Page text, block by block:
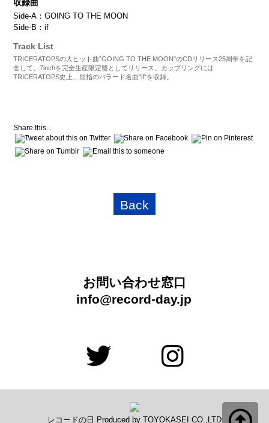
収録曲
Side-A：GOING TO THE MOON
Side-B：if
Track List
TRICERATOPSの大ヒット曲”GOING TO THE MOON"のCDリリース25周年を記
念して、7inchを完全生産限定盤としてリリース。カップリングには
TRICERATOPS史上、屈指のバラード名曲"if"を収録。
Share this...
Back
お問い合わせ窓口
info@record-day.jp
レコードの日 Produced by TOYOKASEI CO.,LTD